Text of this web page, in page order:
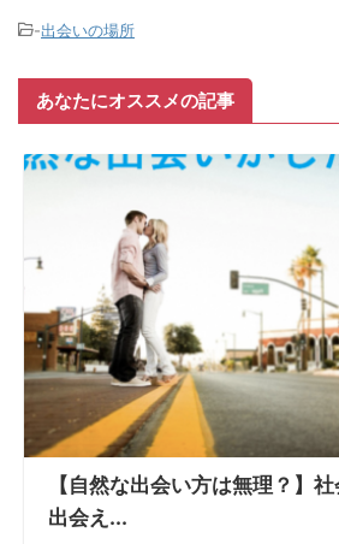
-出会いの場所
あなたにオススメの記事
【自然な出会い方は無理？】
出会え...